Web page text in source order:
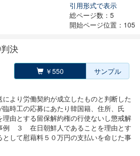
引用形式で表示
総ページ数：5
開始ページ位置：105
決
￥550 サンプル
より労働契約が成立したものと判断した
時工の応募にあたり韓国籍、住所、氏
由とする留保解約権の行使ないし懲戒解
例 ３ 在日朝鮮人であることを理由とす
して慰藉料５０万円の支払いを命じた事